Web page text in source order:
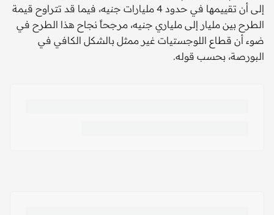
إلى أن تقييمها في حدود 4 مليارات جنيه، فيما قد تتراوح قيمة
الطرح بين مليار إلى ملياري جنيه، مرجحاً نجاح هذا الطرح في
ضوء أن قطاع اللوجستيات غير ممثل بالشكل الكافي في
البورصة، بحسب قوله.